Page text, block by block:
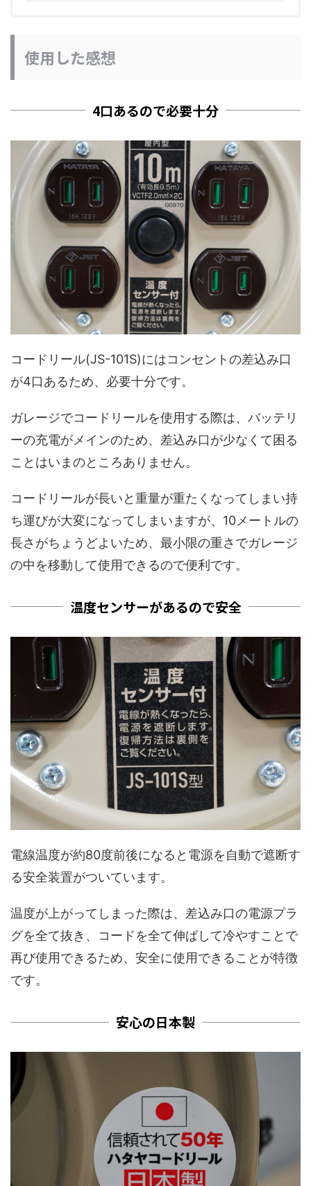
使用した感想
4口あるので必要十分
コードリール(JS-101S)にはコンセントの差込み口
が4口あるため、必要十分です。
ガレージでコードリールを使用する際は、バッテリ
ーの充電がメインのため、差込み口が少なくて困る
ことはいまのところありません。
コードリールが長いと重量が重たくなってしまい持
ち運びが大変になってしまいますが、10メートルの
長さがちょうどよいため、最小限の重さでガレージ
の中を移動して使用できるので便利です。
温度センサーがあるので安全
電線温度が約80度前後になると電源を自動で遮断す
る安全装置がついています。
温度が上がってしまった際は、差込み口の電源プラ
グを全て抜き、コードを全て伸ばして冷やすことで
再び使用できるため、安全に使用できることが特徴
です。
安心の日本製